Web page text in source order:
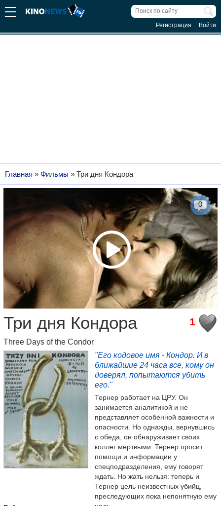
Регистрация Войти
Главная » Фильмы » Три дня Кондора
0
1
Три дня Кондора
Three Days of the Condor
"Его кодовое имя - Кондор. И в
ближайшие 24 часа все, кому он
доверял, попытаются убить
его."
Тернер работает на ЦРУ. Он
занимается аналитикой и не
представляет особенной важности и
опасности. Но однажды, вернувшись
с обеда, он обнаруживает своих
коллег мертвыми. Тернер просит
помощи и информации у
спецподразделения, ему говорят
ждать. Но жать нельзя: теперь и
Тернер цель неизвестных убийц,
преследующих пока непонятную ему